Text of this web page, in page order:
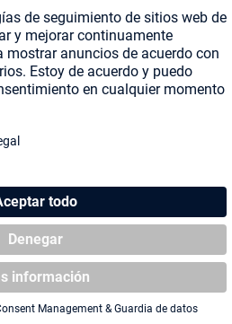
IVA másgastos de envíoy posibles
si no se indica lo contrario.